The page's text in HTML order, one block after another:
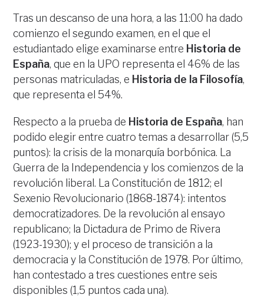
Tras un descanso de una hora, a las 11:00 ha dado
comienzo el segundo examen, en el que el
estudiantado elige examinarse entre Historia de
España, que en la UPO representa el 46% de las
personas matriculadas, e Historia de la Filosofía,
que representa el 54%.
Respecto a la prueba de Historia de España, han
podido elegir entre cuatro temas a desarrollar (5,5
puntos): la crisis de la monarquía borbónica. La
Guerra de la Independencia y los comienzos de la
revolución liberal. La Constitución de 1812; el
Sexenio Revolucionario (1868-1874): intentos
democratizadores. De la revolución al ensayo
republicano; la Dictadura de Primo de Rivera
(1923-1930); y el proceso de transición a la
democracia y la Constitución de 1978. Por último,
han contestado a tres cuestiones entre seis
disponibles (1,5 puntos cada una).